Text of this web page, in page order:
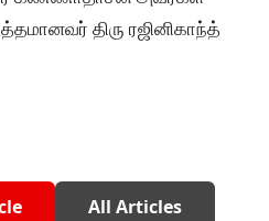
திரு ரஜினிகாந்த்
All Articles